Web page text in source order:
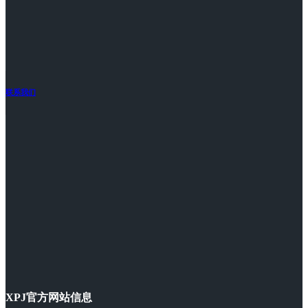
联系我们
XPJ官方网站信息